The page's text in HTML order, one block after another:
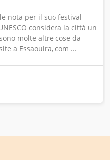
nel deserto di
a prendervi dal vostro
attraverso le
e il Passo Tichka (2260